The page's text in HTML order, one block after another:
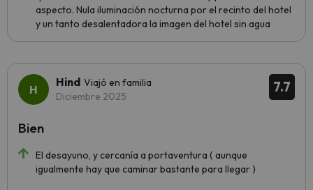
aspecto. Nula iluminación nocturna por el recinto del hotel
y un tanto desalentadora la imagen del hotel sin agua
7.7
Hind Viajó en familia
Diciembre 2025
El desayuno, y cercanía a portaventura ( aunque
igualmente hay que caminar bastante para llegar )
Bien